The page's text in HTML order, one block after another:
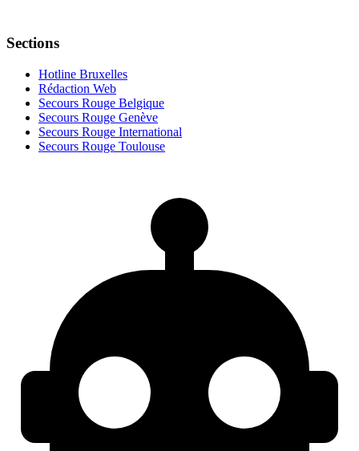
Sections
Hotline Bruxelles
Rédaction Web
Secours Rouge Belgique
Secours Rouge Genève
Secours Rouge International
Secours Rouge Toulouse